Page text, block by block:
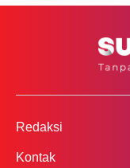
Redaksi
Kontak